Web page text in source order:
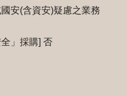
安(含資安)疑慮之業務
」採購] 否